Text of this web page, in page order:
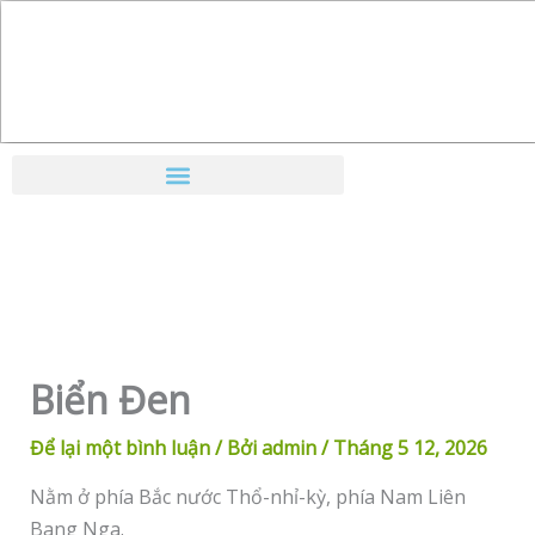
Biển Đen
Để lại một bình luận/ Bởiadmin/Tháng 5 12, 2026
Nằm ở phía Bắc nước Thổ-nhỉ-kỳ, phía Nam Liên
Bang Nga.